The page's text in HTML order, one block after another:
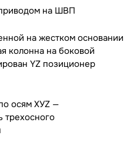
на ШВП
на жестком основании
колонна на боковой
YZ позиционер
осям XУZ —
трехосного